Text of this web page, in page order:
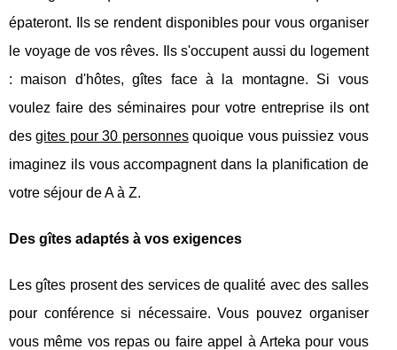
épateront. Ils se rendent disponibles pour vous organiser
le voyage de vos rêves. Ils s'occupent aussi du logement
: maison d'hôtes, gîtes face à la montagne. Si vous
voulez faire des séminaires pour votre entreprise ils ont
desgites pour 30 personnesquoique vous puissiez vous
imaginez ils vous accompagnent dans la planification de
votre séjour de A à Z.
Des gîtes adaptés à vos exigences
Les gîtes prosent des services de qualité avec des salles
pour conférence si nécessaire. Vous pouvez organiser
vous même vos repas ou faire appel à Arteka pour vous